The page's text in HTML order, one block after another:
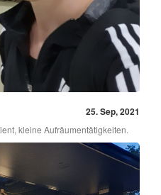
25. Sep, 2021
kleine Aufräumentätigkeiten.